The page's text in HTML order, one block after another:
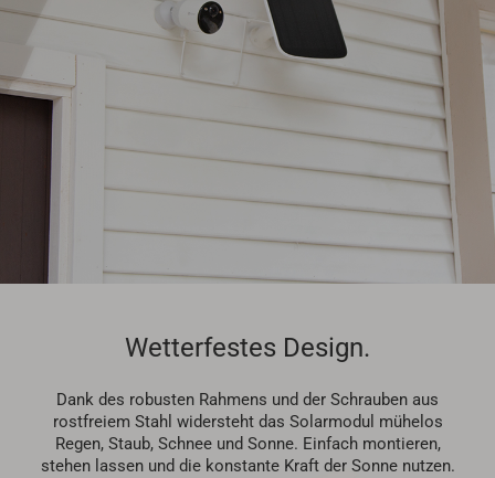
Wetterfestes Design.
Dank des robusten Rahmens und der Schrauben aus
rostfreiem Stahl widersteht das Solarmodul mühelos
Regen, Staub, Schnee und Sonne. Einfach montieren,
stehen lassen und die konstante Kraft der Sonne nutzen.